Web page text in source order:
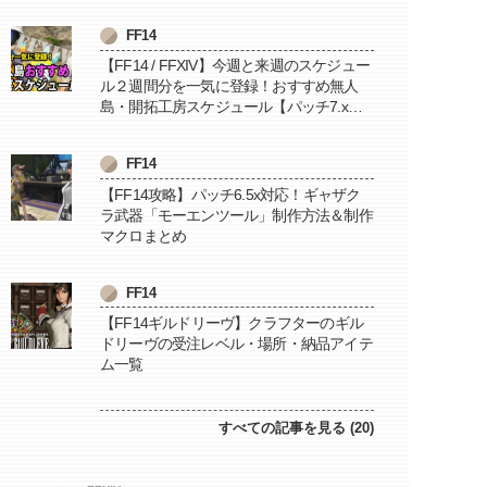
FF14
【FF14 / FFXIV】今週と来週のスケジュー
ル２週間分を一気に登録！おすすめ無人
島・開拓工房スケジュール【パッチ7.x対
FF14
【FF14攻略】パッチ6.5x対応！ギャザク
ラ武器「モーエンツール」制作方法＆制作
マクロまとめ
FF14
【FF14ギルドリーヴ】クラフターのギル
ドリーヴの受注レベル・場所・納品アイテ
ム一覧
すべての記事を見る (20)